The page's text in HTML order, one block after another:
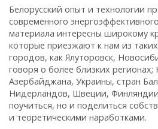
Белорусский опыт и технологии
современного
материала интересны широкому
которые приезжают к нам из
городов, как Ялуторовск,
говоря о более близких регионах;
Азербайджана, Украины, стран
Нидерландов, Швеции,
поучиться, но и поделиться
и теоретическими наработками.